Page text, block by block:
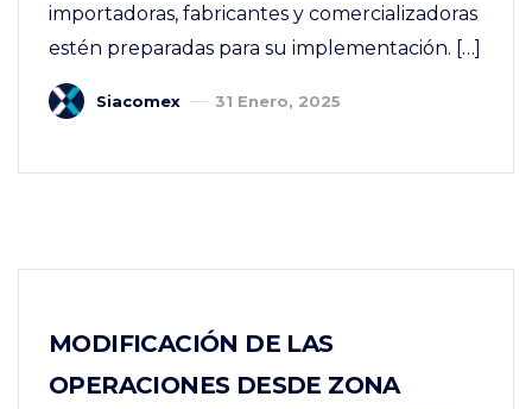
importadoras, fabricantes y comercializadoras
estén preparadas para su implementación. […]
Siacomex 31 Enero, 2025
MODIFICACIÓN DE LAS
OPERACIONES DESDE ZONA